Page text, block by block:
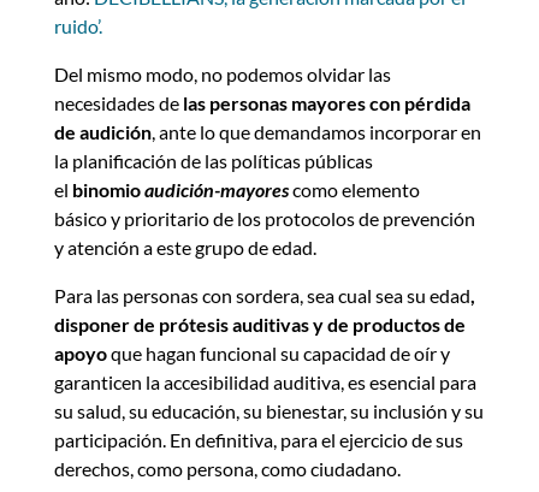
ruido’.
Del mismo modo, no podemos olvidar las
necesidades de las personas mayores con pérdida
de audición, ante lo que demandamos incorporar en
la planificación de las políticas públicas
el binomioaudición-mayorescomo elemento
básico y prioritario de los protocolos de prevención
y atención a este grupo de edad.
Para las personas con sordera, sea cual sea su edad,
disponer de prótesis auditivas y de productos de
apoyoque hagan funcional su capacidad de oír y
garanticen la accesibilidad auditiva, es esencial para
su salud, su educación, su bienestar, su inclusión y su
participación. En definitiva, para el ejercicio de sus
derechos, como persona, como ciudadano.